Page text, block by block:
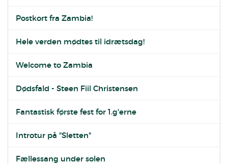
Postkort fra Zambia!
Hele verden mødtes til idrætsdag!
Welcome to Zambia
Dødsfald - Steen Fiil Christensen
Fantastisk første fest for 1.g'erne
Introtur på "Sletten"
Fællessang under solen